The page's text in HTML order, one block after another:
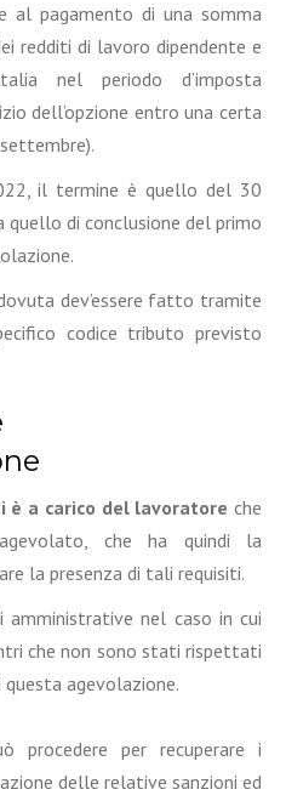
al pagamento di una somma
redditi di lavoro dipendente e
nel periodo d’imposta
dell’opzione entro una certa
il termine è quello del 30
quello di conclusione del primo
dev’essere fatto tramite
codice tributo previsto
è a carico del lavoratore che
che ha quindi la
la presenza di tali requisiti.
amministrative nel caso in cui
che non sono stati rispettati
questa agevolazione.
procedere per recuperare i
delle relative sanzioni ed